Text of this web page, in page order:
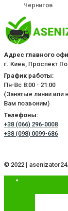
Чернигов
Адрес главного
г. Киев, Проспект
График работы:
Пн-Вс 8:00 - 21:00
(Занятые линии или
Вам позвоним)
Телефоны:
+38 (066) 296-0008
+38 (098) 0099-686
© 2022 |